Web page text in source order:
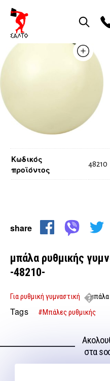
Κωδικός
προϊόντος
48210
share
μπάλα ρυθμικής
-48210-
Για ρυθμική γυμναστική
μπάλα
-48210-
Tags #Μπάλες ρυθμικής
στα